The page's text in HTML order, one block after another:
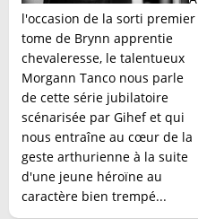
l'occasion de la sorti premier
tome de Brynn apprentie
chevaleresse, le talentueux
Morgann Tanco nous parle
de cette série jubilatoire
scénarisée par Gihef et qui
nous entraîne au cœur de la
geste arthurienne à la suite
d'une jeune héroïne au
caractère bien trempé...